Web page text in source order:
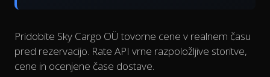
Pridobite Sky Cargo OÜ tovorne cene v realnem času
pred rezervacijo. Rate API vrne razpoložljive storitve,
cene in ocenjene čase dostave.